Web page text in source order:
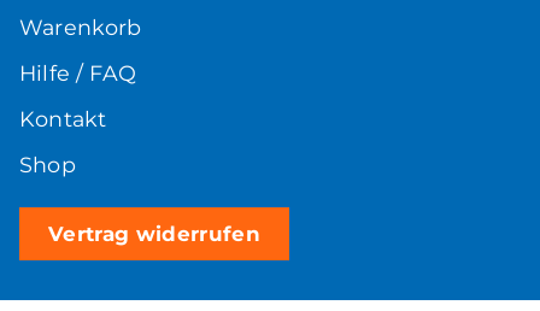
Warenkorb
Hilfe / FAQ
Kontakt
Shop
Vertrag widerrufen